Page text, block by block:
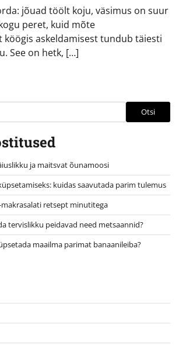
jõuad töölt koju, väsimus on suur
peret, kuid mõte
köögis askeldamisest tundub täiesti
See on hetk, […]
Otsi
ja maitsvat õunamoosi
kuidas saavutada parim tulemus
retsept minutitega
tervislikku peidavad need metsaannid?
maailma parimat banaanileiba?